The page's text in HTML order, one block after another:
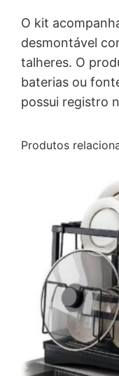
O kit
desmontável
talheres. O
baterias ou
possui registro
Produtos